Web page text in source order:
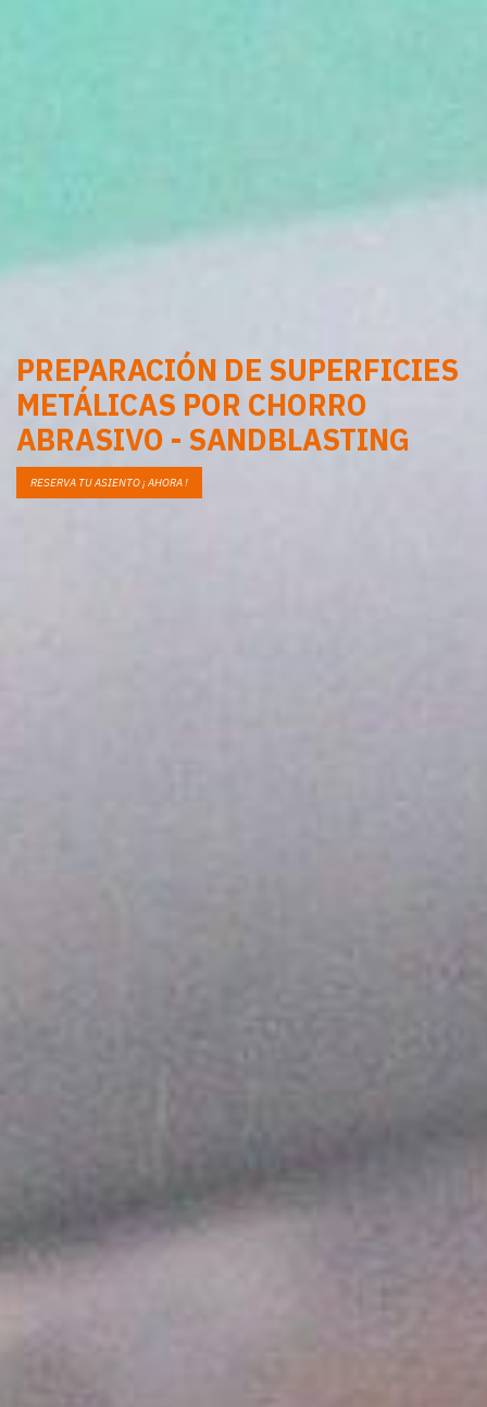
PREPARACIÓN DE SUPERFICIES
METÁLICAS POR CHORRO
ABRASIVO - SANDBLASTING
RESERVA TU ASIENTO ¡ AHORA !